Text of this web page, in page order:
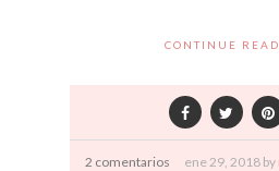
CONTINUE
2 comentarios ene29, 2018 by